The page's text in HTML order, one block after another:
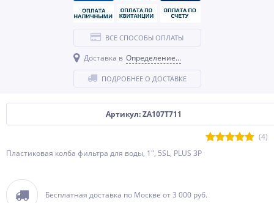
Артикул: ZA107T711
(4)
Пластиковая колба фильтра для воды, 1", 5SL, PLUS 3P
Бесплатная доставка по Москве от 3 000 руб.
ВСЕ СПОСОБЫ ОПЛАТЫ
Доставка в Определение...
ПОДРОБНЕЕ О ДОСТАВКЕ